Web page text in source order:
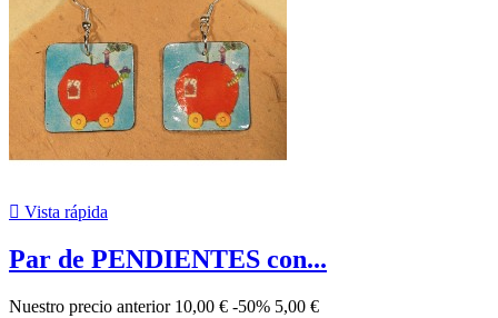
 Vista rápida
Par de PENDIENTES con...
Nuestro precio anterior 10,00 € -50% 5,00 €